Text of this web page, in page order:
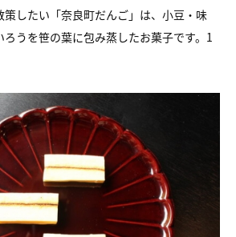
したい「奈良町だんご」は、小豆・味
うを笹の葉に包み蒸したお菓子です。1